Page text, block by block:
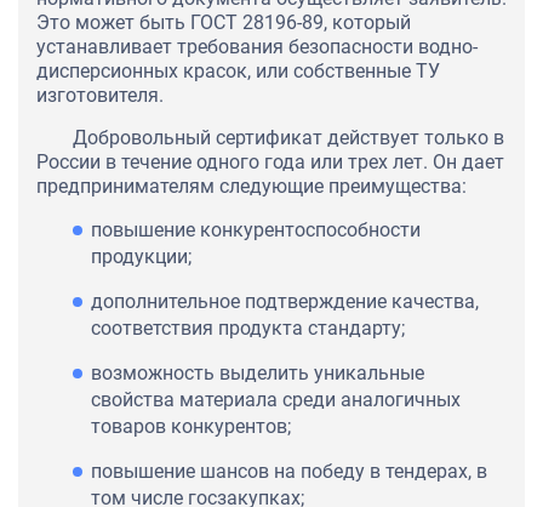
Это может быть ГОСТ 28196-89, который
устанавливает требования безопасности водно-
дисперсионных красок, или собственные ТУ
изготовителя.
Добровольный сертификат действует только в
России в течение одного года или трех лет. Он дает
предпринимателям следующие преимущества:
повышение конкурентоспособности
продукции;
дополнительное подтверждение качества,
соответствия продукта стандарту;
возможность выделить уникальные
свойства материала среди аналогичных
товаров конкурентов;
повышение шансов на победу в тендерах, в
том числе госзакупках;